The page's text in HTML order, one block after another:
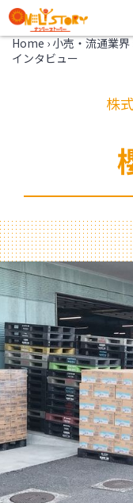
Home › 小売・流通業界
インタビュー
株